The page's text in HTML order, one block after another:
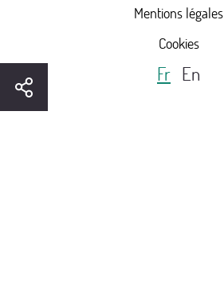
Mentions légales
Cookies
Fr En